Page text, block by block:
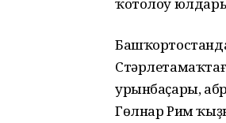
урынбаҫары,
Гөлнар Рим